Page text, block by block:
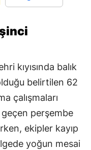
kıyısında balık
belirtilen 62
çalışmaları
geçen perşembe
ekipler kayıp
yoğun mesai